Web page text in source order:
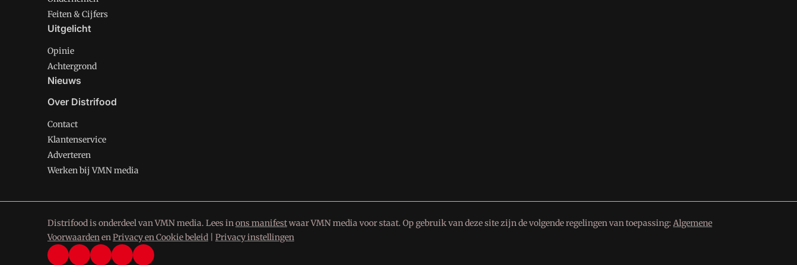
Feiten & Cijfers
Uitgelicht
Opinie
Achtergrond
Nieuws
Over Distrifood
Contact
Klantenservice
Adverteren
Werken bij VMN media
Distrifood is onderdeel van VMN media. Lees inons manifestwaar VMN media voor staat. Op gebruik van deze site zijn de volgende regelingen van toepassing: Algemene
VoorwaardenenPrivacy en Cookie beleid Privacy instellingen